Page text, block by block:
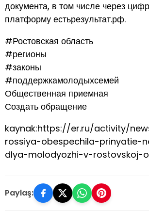
документа, в том числе через
платформу естьрезультат.рф.
#Ростовская область
#регионы
#законы
#поддержкамолодыхсемей
Общественная приемная
Создать обращение
kaynak:https://er.ru/activity/
rossiya-obespechila-prinyatie-
dlya-molodyozhi-v-rostovskoj-
Paylaş: